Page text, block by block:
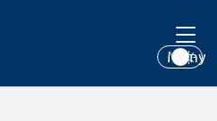
Meny